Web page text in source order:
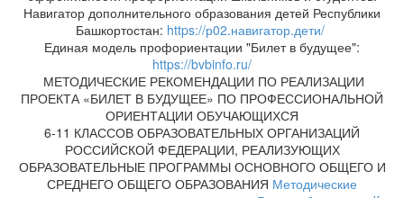
Навигатор дополнительного образования детей Республики
Башкортостан: https://р02.навигатор.дети/
Единая модель профориентации "Билет в будущее":
https://bvbinfo.ru/
МЕТОДИЧЕСКИЕ РЕКОМЕНДАЦИИ ПО РЕАЛИЗАЦИИ
ПРОЕКТА «БИЛЕТ В БУДУЩЕЕ» ПО ПРОФЕССИОНАЛЬНОЙ
ОРИЕНТАЦИИ ОБУЧАЮЩИХСЯ
6-11 КЛАССОВ ОБРАЗОВАТЕЛЬНЫХ ОРГАНИЗАЦИЙ
РОССИЙСКОЙ ФЕДЕРАЦИИ, РЕАЛИЗУЮЩИХ
ОБРАЗОВАТЕЛЬНЫЕ ПРОГРАММЫ ОСНОВНОГО ОБЩЕГО И
СРЕДНЕГО ОБЩЕГО ОБРАЗОВАНИЯ Методические